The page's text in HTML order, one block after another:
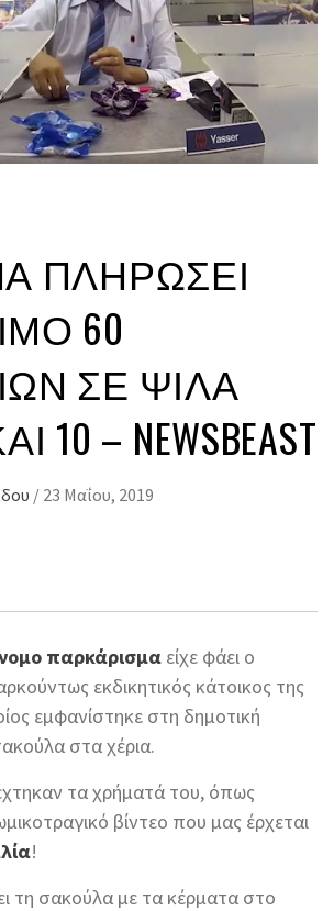
ΠΛΗΡΏΣΕΙ
60
ΣΕ ΨΙΛΆ
10 – NEWSBEAST
/ 23 Μαΐου, 2019
παρκάρισμα είχε φάει ο
εκδικητικός κάτοικος της
εμφανίστηκε στη δημοτική
στα χέρια.
τα χρήματά του, όπως
βίντεο που μας έρχεται
!
τη σακούλα με τα κέρματα στο